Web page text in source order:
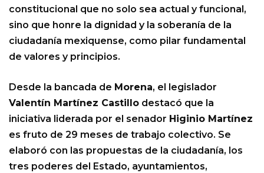
constitucional que no solo sea actual y funcional,
sino que honre la dignidad y la soberanía de la
ciudadanía mexiquense, como pilar fundamental
de valores y principios.
Desde la bancada de Morena, el legislador
Valentín Martínez Castillo destacó que la
iniciativa liderada por el senador Higinio Martínez
es fruto de 29 meses de trabajo colectivo. Se
elaboró con las propuestas de la ciudadanía, los
tres poderes del Estado, ayuntamientos,